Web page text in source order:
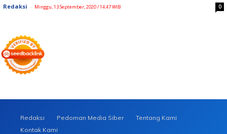
Redaksi - Minggu, 13 September, 2020 / 14:47 WIB 0
Redaksi Pedoman Media Siber
Tentang Kami
Kontak Kami